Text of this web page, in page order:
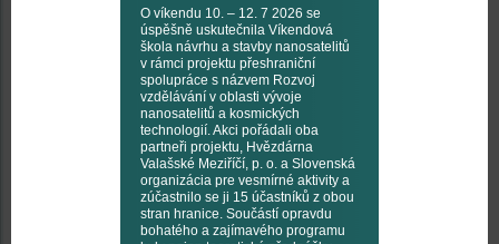
O víkendu 10. – 12. 7 2026 se
úspěšně uskutečnila Víkendová
škola návrhu a stavby nanosatelitů
v rámci projektu přeshraniční
spolupráce s názvem Rozvoj
vzdělávání v oblasti vývoje
nanosatelitů a kosmických
technologií. Akci pořádali oba
partneři projektu, Hvězdárna
Valašské Meziříčí, p. o. a Slovenská
organizácia pre vesmírné aktivity a
zúčastnilo se ji 15 účastníků z obou
stran hranice. Součástí opravdu
bohatého a zajímavého programu